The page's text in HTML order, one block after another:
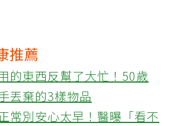
推薦
的東西反幫了大忙！50歲
丟棄的3樣物品
常別安心太早！醫曝「看不